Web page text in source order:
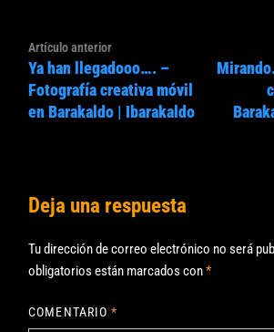
Navegación
de
entradas
Artículo anteriorArtículo
anterior:
Ya han llegadooo…. –
Fotografía creativa móvil
en Barakaldo | Ibarakaldo
Deja una respuesta
Tu dirección de correo electrónico no será
obligatorios están marcados con*
COMENTARIO*